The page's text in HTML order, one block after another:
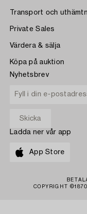
Transport och
Private Sales
Värdera & sälja
Köpa på auktion
Nyhetsbrev
Ladda ner vår app
App Store
COPYRIGHT